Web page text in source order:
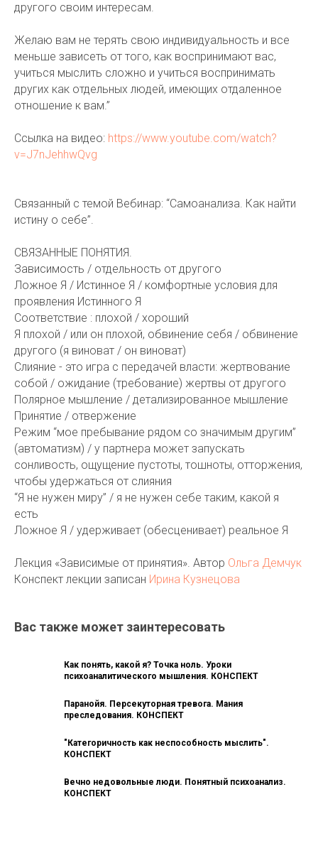
другого своим интересам.
Желаю вам не терять свою индивидуальность и все
меньше зависеть от того, как воспринимают вас,
учиться мыслить сложно и учиться воспринимать
других как отдельных людей, имеющих отдаленное
отношение к вам.”
Ссылка на видео: https://www.youtube.com/watch?
v=J7nJehhwQvg
Связанный с темой Вебинар: “Самоанализа. Как найти
истину о себе”.
СВЯЗАННЫЕ ПОНЯТИЯ.
Зависимость / отдельность от другого
Ложное Я / Истинное Я / комфортные условия для
проявления Истинного Я
Соответствие : плохой / хороший
Я плохой / или он плохой, обвинение себя / обвинение
другого (я виноват / он виноват)
Слияние - это игра с передачей власти: жертвование
собой / ожидание (требование) жертвы от другого
Полярное мышление / детализированное мышление
Принятие / отвержение
Режим “мое пребывание рядом со значимым другим”
(автоматизм) / у партнера может запускать
сонливость, ощущение пустоты, тошноты, отторжения,
чтобы удержаться от слияния
“Я не нужен миру” / я не нужен себе таким, какой я
есть
Ложное Я / удерживает (обесценивает) реальное Я
Лекция «Зависимые от принятия». Автор Ольга Демчук
Конспект лекции записан Ирина Кузнецова
Вас также может заинтересовать
Как понять, какой я? Точка ноль. Уроки
психоаналитического мышления. КОНСПЕКТ
Паранойя. Персекуторная тревога. Мания
преследования. КОНСПЕКТ
"Категоричность как неспособность мыслить".
КОНСПЕКТ
Вечно недовольные люди. Понятный психоанализ.
КОНСПЕКТ